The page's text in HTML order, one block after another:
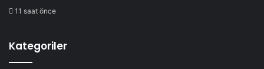
11 saat önce
Kategoriler